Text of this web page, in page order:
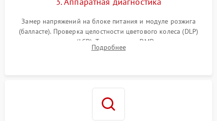
Замер напряжений на блоке питания и модуле розжига
(балласте). Проверка целостности цветового колеса (DLP)
или поляризаторов (LCD). Тестирование DMD-чипа, датчиков
температуры и оптопар с помощью мультиметра и
Подробнее